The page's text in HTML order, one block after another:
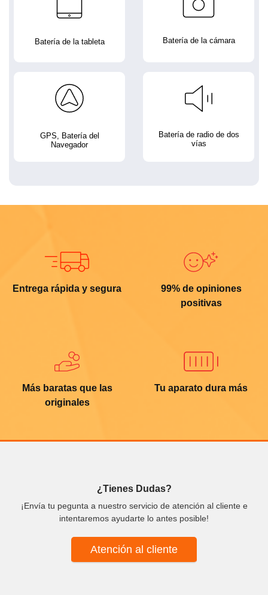
Batería de la tableta Batería de la cámara
GPS, Batería del
Navegador
Batería de radio de dos
vías
Entrega rápida y segura
99% de opiniones
positivas
Más baratas que las
originales
Tu aparato dura más
¿Tienes Dudas?
¡Envía tu pegunta a nuestro servicio de atención al cliente e
intentaremos ayudarte lo antes posible!
Atención al cliente